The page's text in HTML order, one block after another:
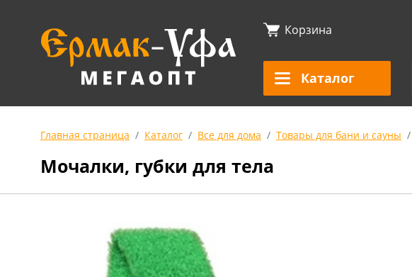
Корзина
Каталог
Главная страница Каталог Все для дома Товары для бани и сауны
Мочалки, губки для тела